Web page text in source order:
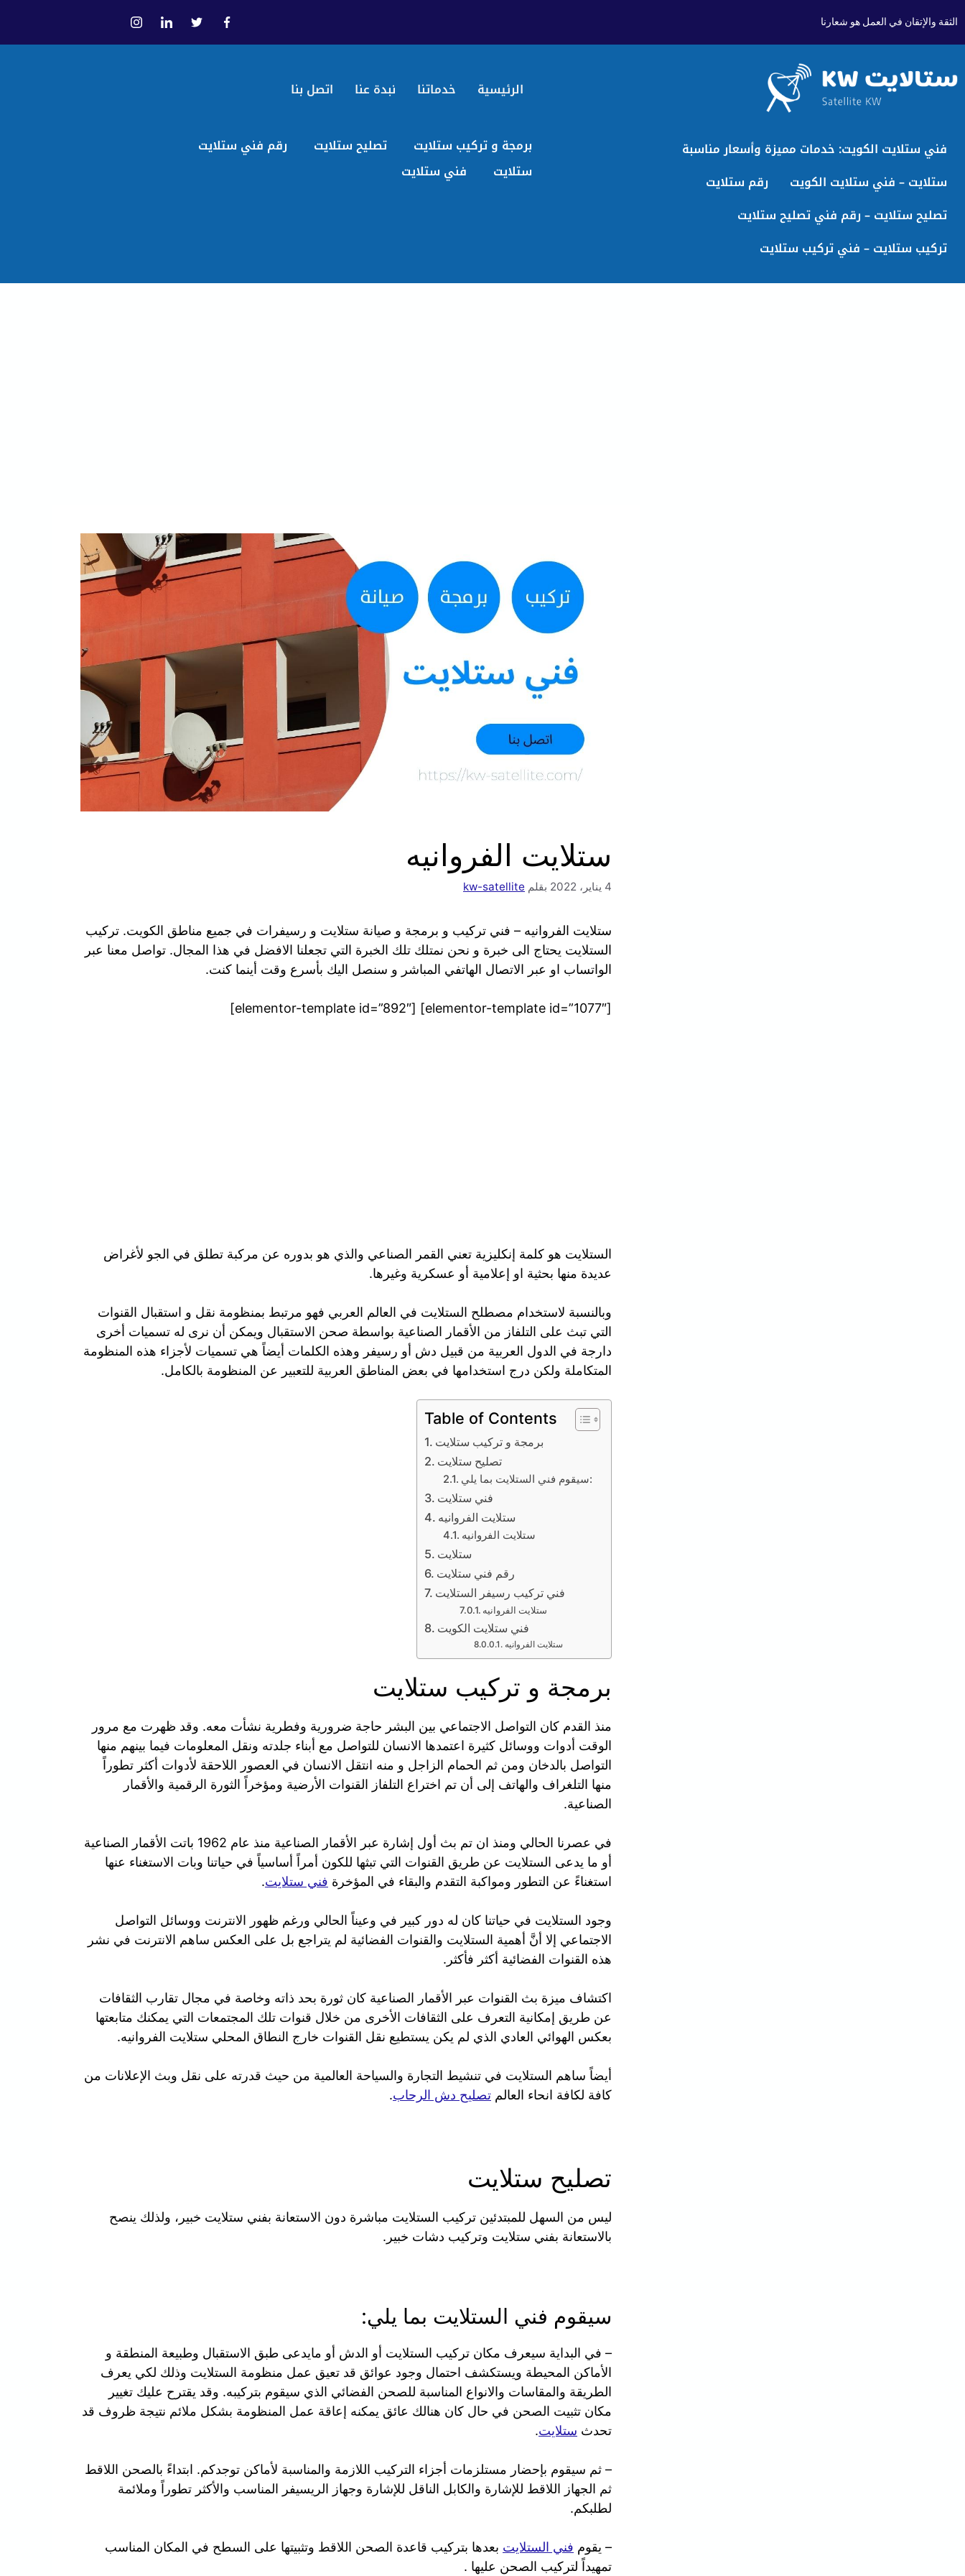
الثقة والإتقان في العمل هو شعارنا
الرئيسية خدماتنا نبدة عنا اتصل بنا
فني ستلايت الكويت: خدمات مميزة وأسعار مناسبة
ستلايت – فني ستلايت الكويت
رقم ستلايت
تصليح ستلايت – رقم فني تصليح ستلايت
تركيب ستلايت – فني تركيب ستلايت
برمجة و تركيب ستلايت تصليح ستلايت
رقم فني ستلايت
ستلايت
فني ستلايت
ستلايت الفروانيه
4 يناير، 2022 بقلم kw-satellite
ستلايت الفروانيه – فني تركيب و برمجة و صيانة ستلايت و رسيفرات في جميع مناطق الكويت. تركيب
الستلايت يحتاج الى خبرة و نحن نمتلك تلك الخبرة التي تجعلنا الافضل في هذا المجال. تواصل معنا عبر
الواتساب او عبر الاتصال الهاتفي المباشر و سنصل اليك بأسرع وقت أينما كنت.
[elementor-template id=”1077″] [elementor-template id=”892″]
الستلايت هو كلمة إنكليزية تعني القمر الصناعي والذي هو بدوره عن مركبة تطلق في الجو لأغراض
عديدة منها بحثية او إعلامية أو عسكرية وغيرها.
وبالنسبة لاستخدام مصطلح الستلايت في العالم العربي فهو مرتبط بمنظومة نقل و استقبال القنوات
التي تبث على التلفاز من الأقمار الصناعية بواسطة صحن الاستقبال ويمكن أن نرى له تسميات أخرى
دارجة في الدول العربية من قبيل دش أو رسيفر وهذه الكلمات أيضاً هي تسميات لأجزاء هذه المنظومة
المتكاملة ولكن درج استخدامها في بعض المناطق العربية للتعبير عن المنظومة بالكامل.
Table of Contents
برمجة و تركيب ستلايت
تصليح ستلايت
سيقوم فني الستلايت بما يلي:
فني ستلايت
ستلايت الفروانيه
ستلايت الفروانيه
ستلايت
رقم فني ستلايت
فني تركيب رسيفر الستلايت
ستلايت الفروانيه
فني ستلايت الكويت
ستلايت الفروانيه
برمجة و تركيب ستلايت
منذ القدم كان التواصل الاجتماعي بين البشر حاجة ضرورية وفطرية نشأت معه. وقد ظهرت مع مرور
الوقت أدوات ووسائل كثيرة اعتمدها الانسان للتواصل مع أبناء جلدته ونقل المعلومات فيما بينهم منها
التواصل بالدخان ومن ثم الحمام الزاجل و منه انتقل الانسان في العصور اللاحقة لأدوات أكثر تطوراً
منها التلغراف والهاتف إلى أن تم اختراع التلفاز القنوات الأرضية ومؤخراً الثورة الرقمية والأقمار
الصناعية.
في عصرنا الحالي ومنذ ان تم بث أول إشارة عبر الأقمار الصناعية منذ عام 1962 باتت الأقمار الصناعية
أو ما يدعى الستلايت عن طريق القنوات التي تبثها للكون أمراً أساسياً في حياتنا وبات الاستغناء عنها
استغناءً عن التطور ومواكبة التقدم والبقاء في المؤخرة فني ستلايت.
وجود الستلايت في حياتنا كان له دور كبير في وعيناً الحالي ورغم ظهور الانترنت ووسائل التواصل
الاجتماعي إلا أنَّ أهمية الستلايت والقنوات الفضائية لم يتراجع بل على العكس ساهم الانترنت في نشر
هذه القنوات الفضائية أكثر فأكثر.
اكتشاف ميزة بث القنوات عبر الأقمار الصناعية كان ثورة بحد ذاته وخاصة في مجال تقارب الثقافات
عن طريق إمكانية التعرف على الثقافات الأخرى من خلال قنوات تلك المجتمعات التي يمكنك متابعتها
بعكس الهوائي العادي الذي لم يكن يستطيع نقل القنوات خارج النطاق المحلي ستلايت الفروانيه.
أيضاً ساهم الستلايت في تنشيط التجارة والسياحة العالمية من حيث قدرته على نقل وبث الإعلانات من
كافة لكافة انحاء العالم تصليح دش الرحاب.
تصليح ستلايت
ليس من السهل للمبتدئين تركيب الستلايت مباشرة دون الاستعانة بفني ستلايت خبير، ولذلك ينصح
بالاستعانة بفني ستلايت وتركيب دشات خبير.
سيقوم فني الستلايت بما يلي:
– في البداية سيعرف مكان تركيب الستلايت أو الدش أو مايدعى طبق الاستقبال وطبيعة المنطقة و
الأماكن المحيطة ويستكشف احتمال وجود عوائق قد تعيق عمل منظومة الستلايت وذلك لكي يعرف
الطريقة والمقاسات والانواع المناسبة للصحن الفضائي الذي سيقوم بتركيبه. وقد يقترح عليك تغيير
مكان تثبيت الصحن في حال كان هنالك عائق يمكنه إعاقة عمل المنظومة بشكل ملائم نتيجة ظروف قد
تحدث ستلايت.
– ثم سيقوم بإحضار مستلزمات أجزاء التركيب اللازمة والمناسبة لأماكن توجدكم. ابتداءً بالصحن اللاقط
ثم الجهاز اللاقط للإشارة والكابل الناقل للإشارة وجهاز الريسيفر المناسب والأكثر تطوراً وملائمة
لطلبكم.
– يقوم فني الستلايت بعدها بتركيب قاعدة الصحن اللاقط وتثبيتها على السطح في المكان المناسب
تمهيداً لتركيب الصحن عليها .